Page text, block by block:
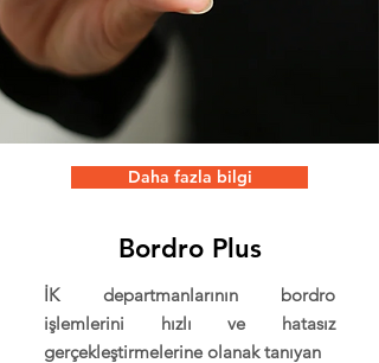
Daha fazla bilgi
Bordro Plus
İK departmanlarının bordro
işlemlerini hızlı ve hatasız
gerçekleştirmelerine olanak tanıyan